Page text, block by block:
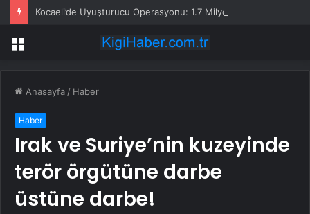
Menü
Anasayfa / Haber
Haber
Irak ve Suriye’nin kuzeyinde
terör örgütüne darbe
üstüne darbe!